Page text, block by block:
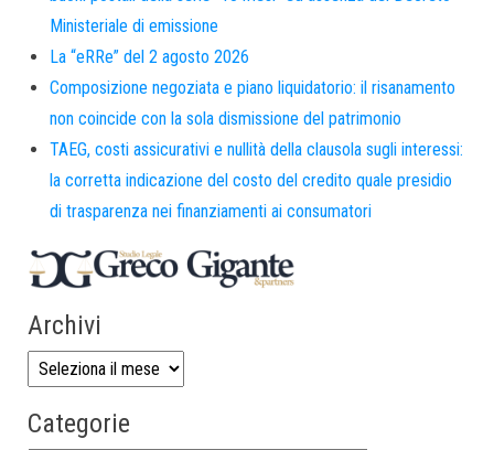
Ministeriale di emissione
La “eRRe” del 2 agosto 2026
Composizione negoziata e piano liquidatorio: il risanamento
non coincide con la sola dismissione del patrimonio
TAEG, costi assicurativi e nullità della clausola sugli interessi:
la corretta indicazione del costo del credito quale presidio
di trasparenza nei finanziamenti ai consumatori
Archivi
Categorie